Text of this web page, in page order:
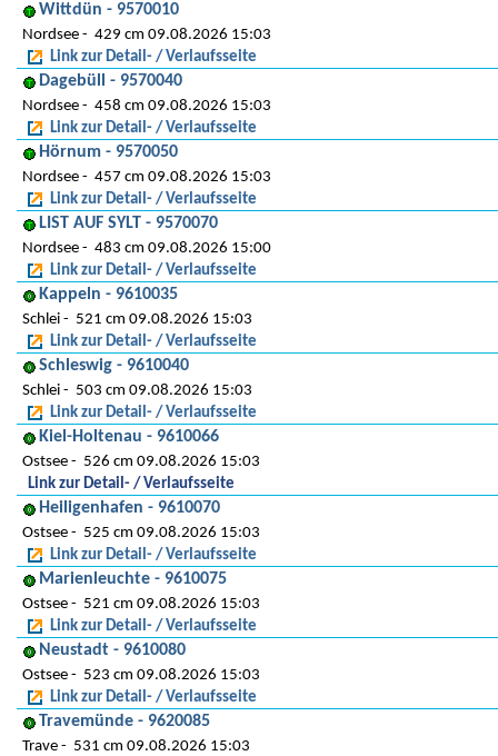
Wittdün - 9570010
Nordsee
429 cm 09.08.2026 15:03
Link zur Detail- / Verlaufsseite
Dagebüll - 9570040
Nordsee
458 cm 09.08.2026 15:03
Link zur Detail- / Verlaufsseite
Hörnum - 9570050
Nordsee
457 cm 09.08.2026 15:03
Link zur Detail- / Verlaufsseite
LIST AUF SYLT - 9570070
Nordsee
483 cm 09.08.2026 15:00
Link zur Detail- / Verlaufsseite
Kappeln - 9610035
Schlei
521 cm 09.08.2026 15:03
Link zur Detail- / Verlaufsseite
Schleswig - 9610040
Schlei
503 cm 09.08.2026 15:03
Link zur Detail- / Verlaufsseite
Kiel-Holtenau - 9610066
Ostsee
526 cm 09.08.2026 15:03
Link zur Detail- / Verlaufsseite
Heiligenhafen - 9610070
Ostsee
525 cm 09.08.2026 15:03
Link zur Detail- / Verlaufsseite
Marienleuchte - 9610075
Ostsee
521 cm 09.08.2026 15:03
Link zur Detail- / Verlaufsseite
Neustadt - 9610080
Ostsee
523 cm 09.08.2026 15:03
Link zur Detail- / Verlaufsseite
Travemünde - 9620085
Trave
531 cm 09.08.2026 15:03